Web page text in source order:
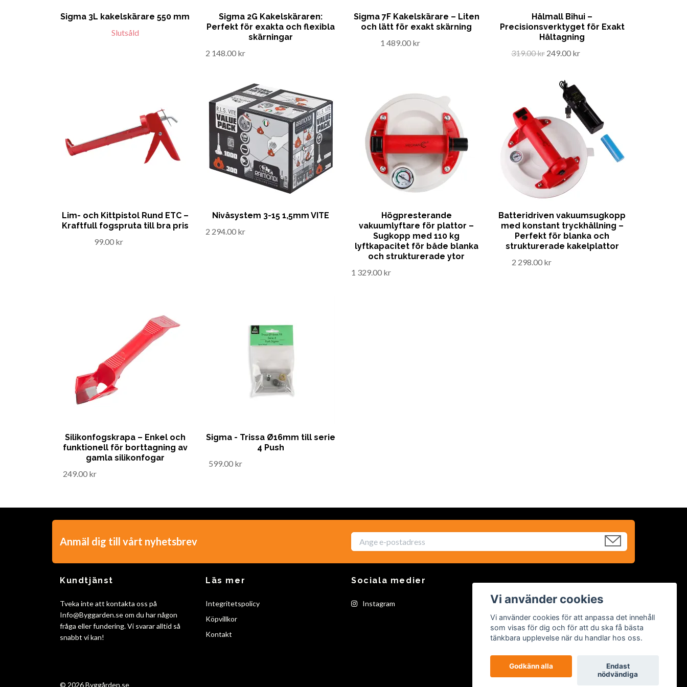
Sigma 3L kakelskärare 550 mm
Slutsåld
Sigma 2G Kakelskäraren:
Perfekt för exakta och flexibla
skärningar
2 148.00 kr
Sigma 7F Kakelskärare – Liten
och lätt för exakt skärning
1 489.00 kr
Hålmall Bihui –
Precisionsverktyget för Exakt
Håltagning
319.00 kr 249.00 kr
Lim- och Kittpistol Rund ETC –
Kraftfull fogspruta till bra pris
99.00 kr
Nivåsystem 3-15 1,5mm VITE
2 294.00 kr
Högpresterande
vakuumlyftare för plattor –
Sugkopp med 110 kg
lyftkapacitet för både blanka
och strukturerade ytor
1 329.00 kr
Batteridriven vakuumsugkopp
med konstant tryckhållning –
Perfekt för blanka och
strukturerade kakelplattor
2 298.00 kr
Silikonfogskrapa – Enkel och
funktionell för borttagning av
gamla silikonfogar
249.00 kr
Sigma - Trissa Ø16mm till serie
4 Push
599.00 kr
Anmäl dig till vårt nyhetsbrev
Kundtjänst
Tveka inte att kontakta oss på
Info@Byggarden.seom du har någon
fråga eller fundering. Vi svarar alltid så
snabbt vi kan!
Läs mer
Integritetspolicy
Köpvillkor
Kontakt
Sociala medier
Instagram
* Fraktkostnad kan tillkomma på tunga
och/eller skrymmande produkter
© 2026 Byggården.se
Vi använder cookies
Vi använder cookies för att anpassa det innehåll
som visas för dig och för att du ska få bästa
tänkbara upplevelse när du handlar hos oss.
Godkänn alla
Endast
nödvändiga